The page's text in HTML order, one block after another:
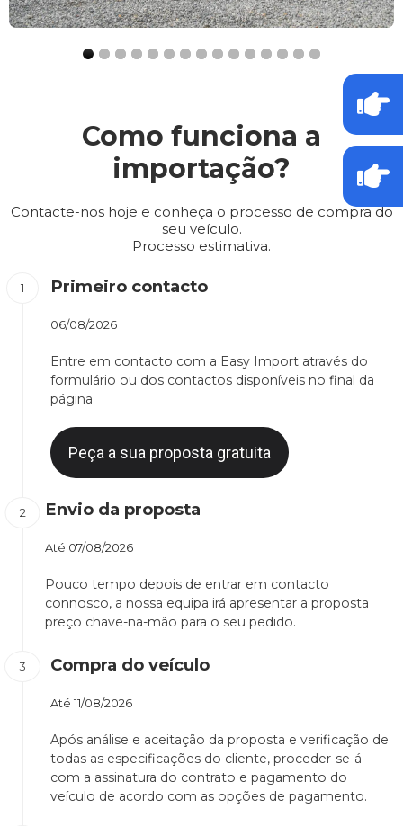
Como funciona a
importação?
Contacte-nos hoje e conheça o processo de compra do
seu veículo.
Processo estimativa.
Primeiro contacto
06/08/2026
Entre em contacto com a Easy Import através do
formulário ou dos contactos disponíveis no final da
página
Peça a sua proposta gratuita
Envio da proposta
Até 07/08/2026
Pouco tempo depois de entrar em contacto
connosco, a nossa equipa irá apresentar a proposta
preço chave-na-mão para o seu pedido.
Compra do veículo
Até 11/08/2026
Após análise e aceitação da proposta e verificação de
todas as especificações do cliente, proceder-se-á
com a assinatura do contrato e pagamento do
veículo de acordo com as opções de pagamento.